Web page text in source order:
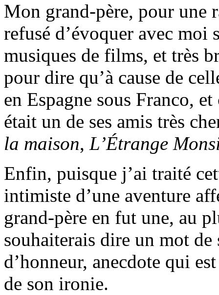
Mon grand-père, pour une
refusé d’évoquer avec moi
musiques de films, et très
pour dire qu’à cause de
en Espagne sous Franco,
était un de ses amis très
la maison, L’Étrange
Enfin, puisque j’ai traité
intimiste d’une aventure
grand-père en fut une, au
souhaiterais dire un mot
d’honneur, anecdote qui
de son ironie.